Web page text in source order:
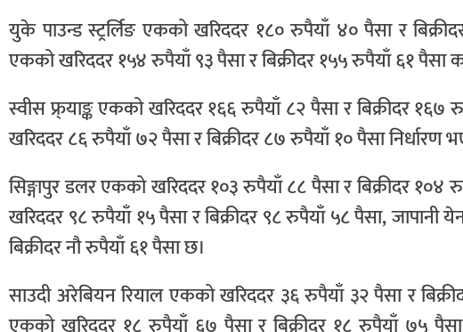
युके पाउन्ड स्ट्रर्लिङ एकको खरिददर १८० रुपैयाँ ४० पैसा र
एकको खरिददर १५४ रुपैयाँ ९३ पैसा र बिक्रीदर १५५ रुपैयाँ ६१
स्वीस फ्र्याङ्क एकको खरिददर १६६ रुपैयाँ ८२ पैसा र बिक्रीदर
खरिददर ८६ रुपैयाँ ७२ पैसा र बिक्रीदर ८७ रुपैयाँ १० पैसा निर्धारण
सिङ्गापुर डलर एकको खरिददर १०३ रुपैयाँ ८८ पैसा र बिक्रीदर
खरिददर ९८ रुपैयाँ १५ पैसा र बिक्रीदर ९८ रुपैयाँ ५८ पैसा, जापानी
बिक्रीदर नौ रुपैयाँ ६१ पैसा छ।
साउदी अरेबियन रियाल एकको खरिददर ३६ रुपैयाँ ३२ पैसा र